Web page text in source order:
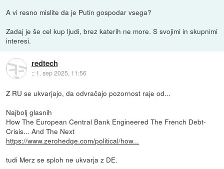
A vi resno mislite da je Putin gospodar vsega?
Zadaj je še cel kup ljudi, brez katerih ne more. S svojimi in skupnimi
interesi.
redtech
:: 1. sep 2025, 11:56
Z RU se ukvarjajo, da odvračajo pozornost raje od...
Najbolj glasnih
How The European Central Bank Engineered The French Debt-
Crisis... And The Next
https://www.zerohedge.com/political/how...
tudi Merz se sploh ne ukvarja z DE.